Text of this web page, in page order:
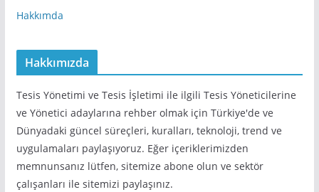
Hakkımda
Hakkımızda
Tesis Yönetimi ve Tesis İşletimi ile ilgili Tesis Yöneticilerine
ve Yönetici adaylarına rehber olmak için Türkiye'de ve
Dünyadaki güncel süreçleri, kuralları, teknoloji, trend ve
uygulamaları paylaşıyoruz. Eğer içeriklerimizden
memnunsanız lütfen, sitemize abone olun ve sektör
çalışanları ile sitemizi paylaşınız.